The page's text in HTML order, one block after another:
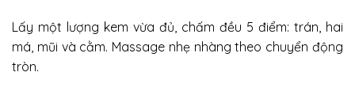
Lấy một lượng kem vừa đủ, chấm đều 5 điểm: trán, hai
má, mũi và cằm. Massage nhẹ nhàng theo chuyển động
tròn.